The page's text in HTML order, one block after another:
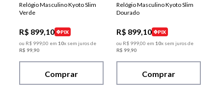
Relógio Masculino Kyoto Slim
Verde
R$ 899,10
PIX
ou R$ 99900 em 10x sem juros de
R$ 99 90
Comprar
Relógio Masculino Kyoto Slim
Dourado
R$ 899,10
PIX
ou R$ 99900 em 10x sem juros de
R$ 99 90
Comprar